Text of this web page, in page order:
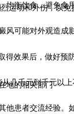
均衡饮食，避免食
运动和外伤，以免
可能对外观造成
得效果后，做好预
几千元到千元以
地的相关部门
他患者交流经验。